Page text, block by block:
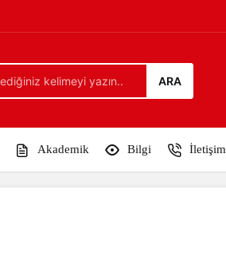
ARA
Akademik Bilgi İletişim